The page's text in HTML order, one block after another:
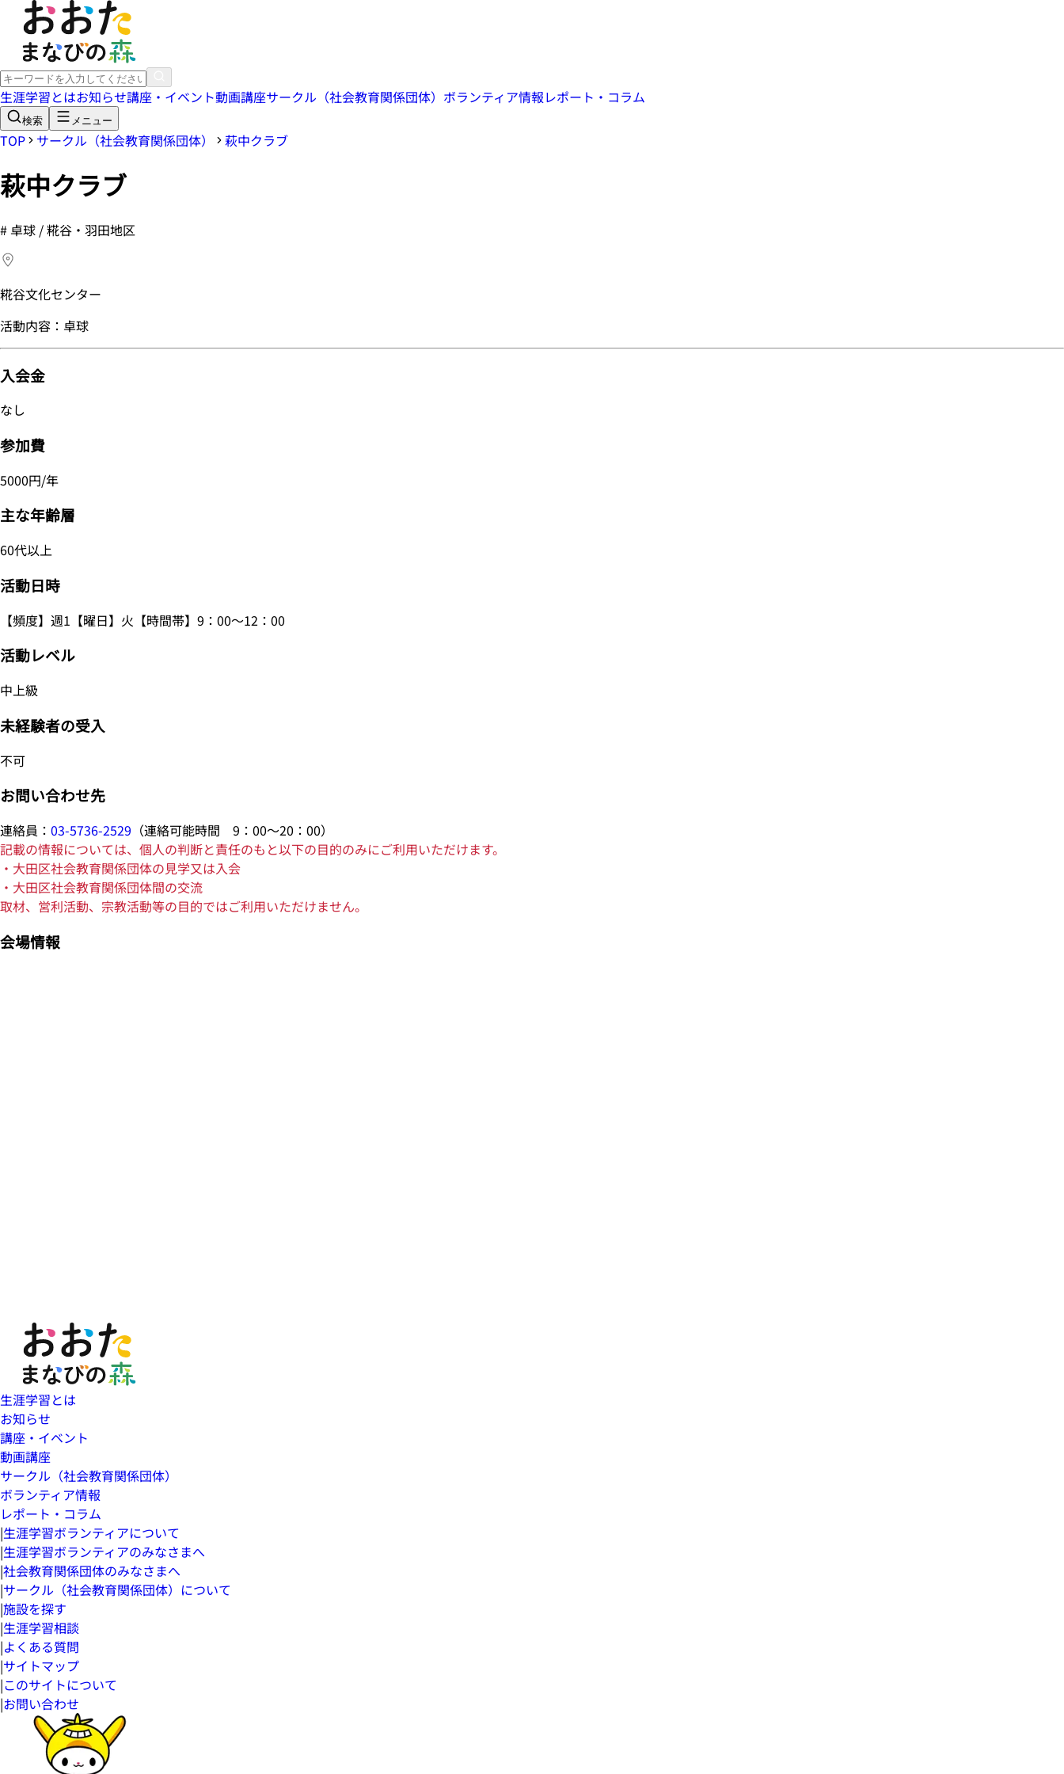
生涯学習とはお知らせ講座・イベント動画講座サークル（社会教育関係団体） ボランティア情報レポート・コラム
検索 メニュー
TOP サークル（社会教育関係団体） 萩中クラブ
萩中クラブ
# 卓球 / 糀谷・羽田地区
糀谷文化センター
活動内容：卓球
入会金
なし
参加費
5000円/年
主な年齢層
60代以上
活動日時
【頻度】週1【曜日】火【時間帯】9：00～12：00
活動レベル
中上級
未経験者の受入
不可
お問い合わせ先
連絡員： 03-5736-2529 （連絡可能時間 9：00～20：00）
記載の情報については、個人の判断と責任のもと以下の目的のみにご利用いただけます。
・大田区社会教育関係団体の見学又は入会
・大田区社会教育関係団体間の交流
取材、営利活動、宗教活動等の目的ではご利用いただけません。
会場情報
生涯学習とは
お知らせ
講座・イベント
動画講座
サークル（社会教育関係団体）
ボランティア情報
レポート・コラム
|生涯学習ボランティアについて
|生涯学習ボランティアのみなさまへ
|社会教育関係団体のみなさまへ
|サークル（社会教育関係団体）について
|施設を探す
|生涯学習相談
|よくある質問
|サイトマップ
|このサイトについて
|お問い合わせ